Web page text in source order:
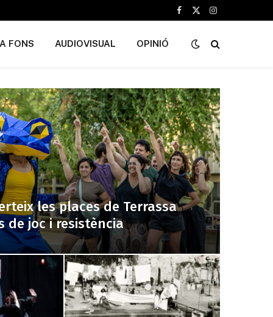
Facebook
X
Instagram
A FONS AUDIOVISUAL OPINIÓ
les places de Terrassa
de joc i resistència